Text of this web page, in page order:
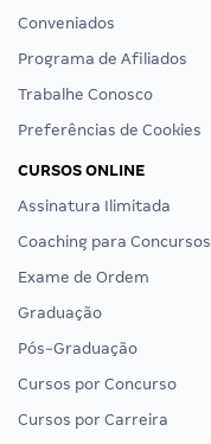
Conveniados
Programa de Afiliados
Trabalhe Conosco
Preferências de Cookies
CURSOS ONLINE
Assinatura Ilimitada
Coaching para Concursos
Exame de Ordem
Graduação
Pós-Graduação
Cursos por Concurso
Cursos por Carreira